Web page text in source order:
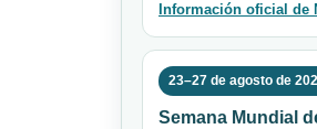
Información oficial de
23–27 de agosto de
Semana Mundial